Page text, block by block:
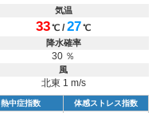
気温
33℃ /27℃
降水確率
30 ％
風
北東 1 m/s
熱中症指数 体感ストレス指数